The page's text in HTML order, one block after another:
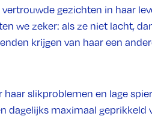
gezichten in haar
we zeker: als ze niet lacht,
krijgen van haar een
haar slikproblemen en lage
dagelijks maximaal geprikkeld